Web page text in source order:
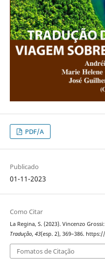
PDF/A
Publicado
01-11-2023
Como Citar
La Regina, S. (2023). Vincenzo
Tradução, 43(esp. 2), 369–386.
Fomatos de Citação